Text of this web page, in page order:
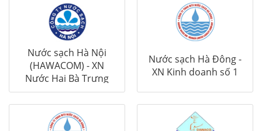
Nước sạch Hà Nội
(HAWACOM) - XN
Nước Hai Bà Trưng
Nước sạch Hà Đông -
XN Kinh doanh số 1